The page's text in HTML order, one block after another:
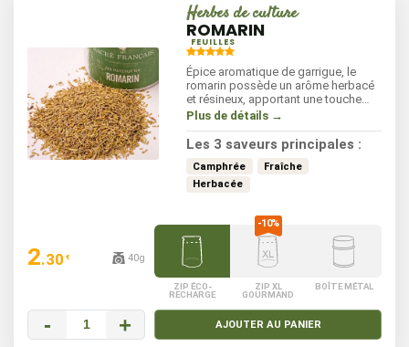
Herbes de culture
ROMARIN
FEUILLES
Épice aromatique de garrigue, le
romarin possède un arôme herbacé
et résineux, apportant une touche
méditerranéenne à vos plats. C'est
puissant et frais qui s'utilise
facilement, enrichissant vos recettes
sans les alourdir. Idéal pour
assaisonner viandes, légumes
Plus de détails →
Les 3 saveurs principales :
Camphrée
Fraîche
Herbacée
2.30 € 40g
ZIP ÉCO-
RECHARGE
ZIP XL
GOURMAND
BOÎTE MÉTAL
- + AJOUTER AU PANIER